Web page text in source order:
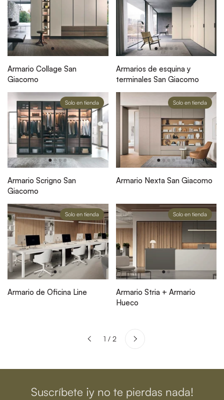
Armario Collage San
Giacomo
Armarios de esquina y
terminales San Giacomo
Armario Scrigno San
Giacomo
Solo en tienda
Armario Nexta San Giacomo
Solo en tienda
Armario de Oficina Line
Solo en tienda
Armario Stria + Armario
Hueco
Solo en tienda
Anterior 1 / 2
Suscríbete ¡y no te pierdas nada!